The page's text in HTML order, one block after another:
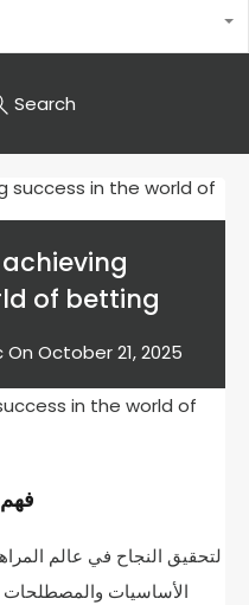
Search
of betting
On October 21, 2025
in the world of
لتحقيق النجاح في عالم
الأساسيات والمصطلحات